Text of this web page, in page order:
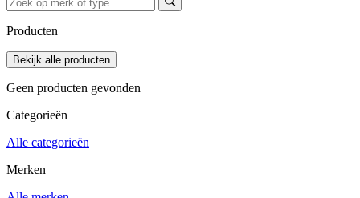
Producten
Geen producten gevonden
Categorieën
Alle categorieën
Merken